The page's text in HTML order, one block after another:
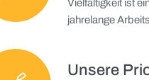
Vielfältigkeit ist
jahrelange
Unsere